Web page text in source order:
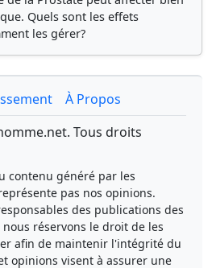
Quels sont les effets
les gérer?
À Propos
Tous droits
contenu généré par les
pas nos opinions.
des publications des
réservons le droit de les
afin de maintenir l'intégrité du
opinions visent à assurer une